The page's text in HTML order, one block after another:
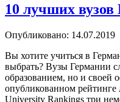
10 лучших
Опубликовано: 14.07.2019
Вы хотите учиться в
выбрать? Вузы Германии
образованием, но и своей
опубликованном
University Rankings три